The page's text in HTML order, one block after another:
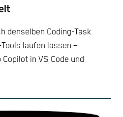
denselben Coding-Task
laufen lassen –
in VS Code und